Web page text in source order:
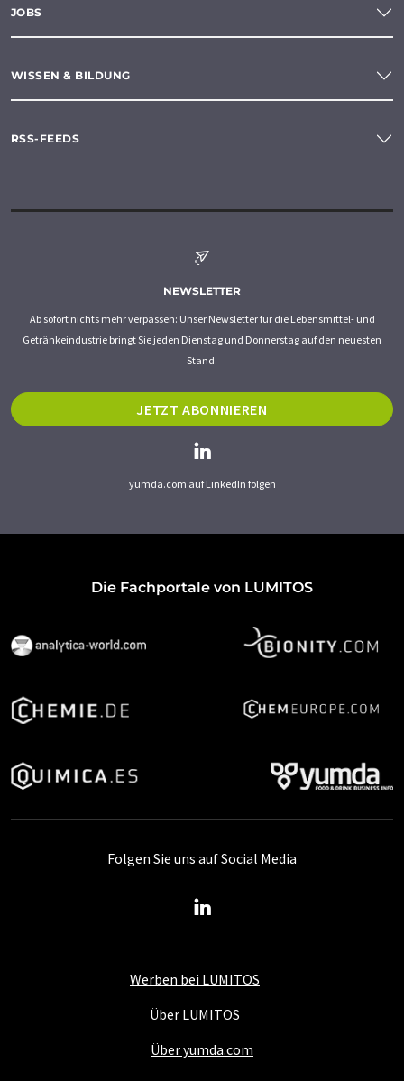
JOBS
WISSEN & BILDUNG
RSS-FEEDS
NEWSLETTER
Ab sofort nichts mehr verpassen: Unser Newsletter für die Lebensmittel- und
Getränkeindustrie bringt Sie jeden Dienstag und Donnerstag auf den neuesten
Stand.
JETZT ABONNIEREN
yumda.com auf LinkedIn folgen
Die Fachportale von LUMITOS
Werben bei LUMITOS
Über LUMITOS
Über yumda.com
Folgen Sie uns auf Social Media